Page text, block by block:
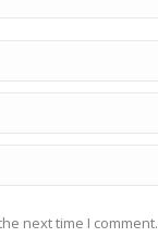
next time I comment.